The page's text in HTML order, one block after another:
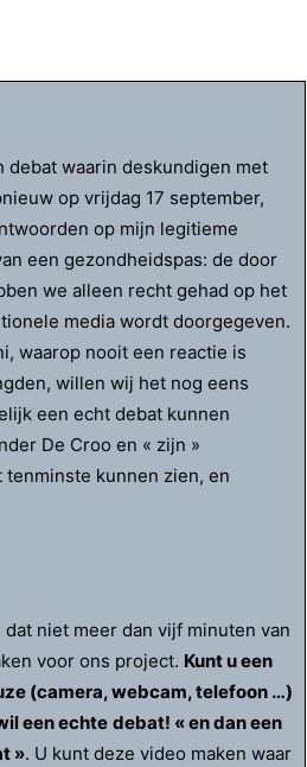
waarin deskundigen met
op vrijdag 17 september,
op mijn legitieme
een gezondheidspas: de door
we alleen recht gehad op het
media wordt doorgegeven.
waarop nooit een reactie is
willen wij het nog eens
een echt debat kunnen
De Croo en « zijn »
kunnen zien, en
niet meer dan vijf minuten van
voor ons project. Kunt u een
(camera, webcam, telefoon …)
een echte debat! « en dan een
». U kunt deze video maken waar